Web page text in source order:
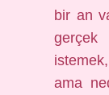
bir an
gerçek
ama